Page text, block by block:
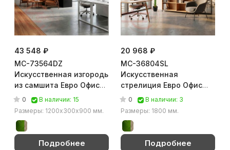
43 548 ₽
MC-73564DZ
Искусственная изгородь
из самшита Евро Офис
(Зелёный)
0
В наличии: 15
Размеры: 1200х300х900 мм.
Подробнее
20 968 ₽
MC-36804SL
Искусственная
стрелиция Евро Офис
(Зелёный)
0
В наличии: 3
Размеры: 1800 мм.
Подробнее